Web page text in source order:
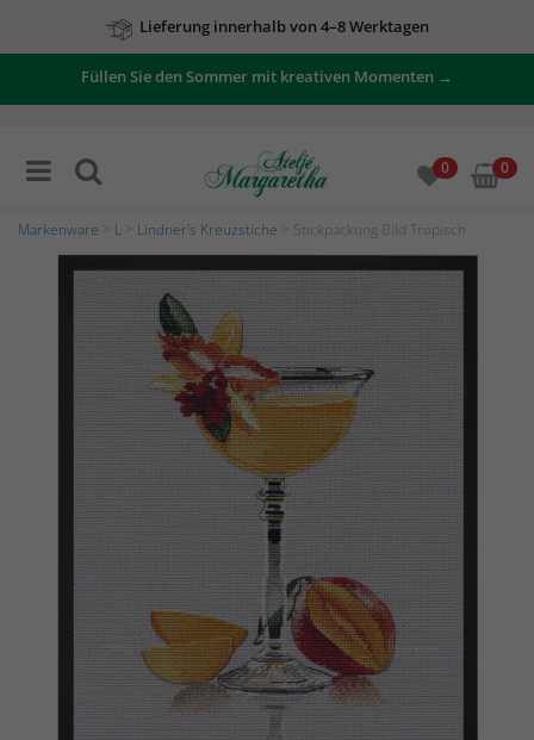
Lieferung innerhalb von 4–8 Werktagen
Füllen Sie den Sommer mit kreativen Momenten →
0 0
Markenware L Lindner's Kreuzstiche > Stickpackung Bild Tropisch